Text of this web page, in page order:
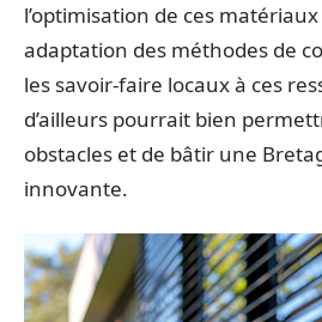
l’optimisation de ces
adaptation des méthodes de
les savoir-faire locaux à ces
d’ailleurs pourrait bien
obstacles et de bâtir une
innovante.